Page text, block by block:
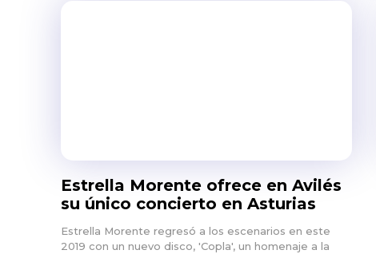
Estrella Morente ofrece en Avilés
su único concierto en Asturias
Estrella Morente regresó a los escenarios en este
2019 con un nuevo disco, 'Copla', un homenaje a la